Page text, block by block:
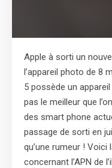
Apple à sorti un
l’appareil photo de 8
5 possède un
pas le meilleur que
des smart phone
passage de sorti en
qu’une rumeur ! Voici
concernant l’APN de